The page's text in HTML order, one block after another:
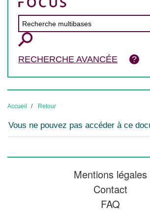
RECHERCHE AVANCÉE
Accueil Retour
Vous ne pouvez pas accéder à ce
Mentions légales
Contact
FAQ